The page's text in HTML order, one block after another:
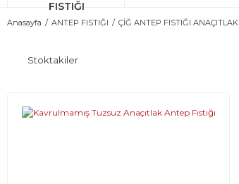
Anasayfa ANTEP FISTIĞI ÇİĞ ANTEP FISTIĞI ANAÇITLAK
Stoktakiler